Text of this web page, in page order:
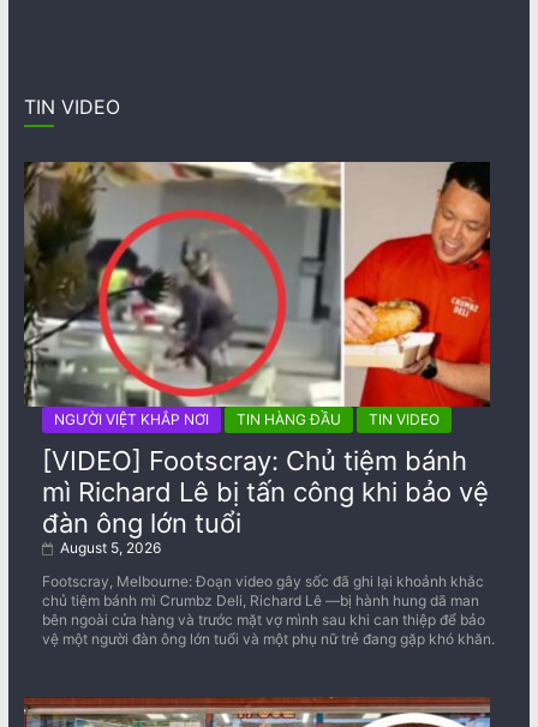
TIN VIDEO
NGƯỜI VIỆT KHẮP NƠI TIN HÀNG ĐẦU TIN VIDEO
[VIDEO] Footscray: Chủ tiệm bánh
mì Richard Lê bị tấn công khi bảo vệ
đàn ông lớn tuổi
August 5, 2026
Footscray, Melbourne: Đoạn video gây sốc đã ghi lại khoảnh khắc
chủ tiệm bánh mì Crumbz Deli, Richard Lê —bị hành hung dã man
bên ngoài cửa hàng và trước mặt vợ mình sau khi can thiệp để bảo
vệ một người đàn ông lớn tuổi và một phụ nữ trẻ đang gặp khó khăn.